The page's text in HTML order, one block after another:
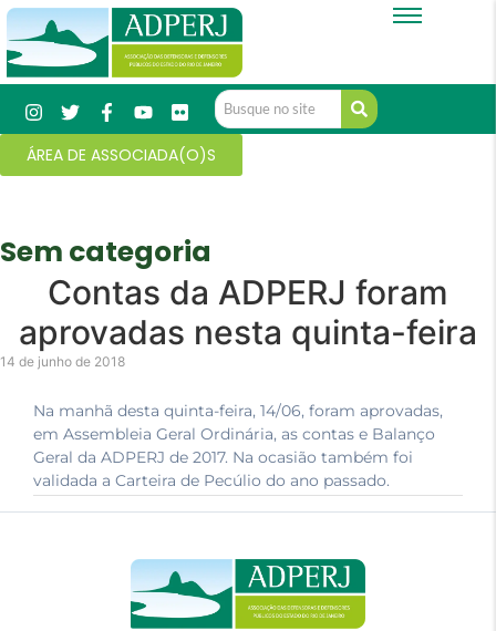
ÁREA DE ASSOCIADA(O)S
Sem categoria
Contas da ADPERJ foram
aprovadas nesta quinta-feira
14 de junho de 2018
Na manhã desta quinta-feira, 14/06, foram aprovadas,
em Assembleia Geral Ordinária, as contas e Balanço
Geral da ADPERJ de 2017. Na ocasião também foi
validada a Carteira de Pecúlio do ano passado.